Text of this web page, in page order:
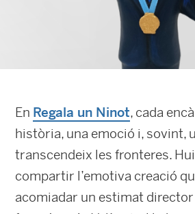
En Regala un Ninot, cada
història, una emoció i, sovint,
transcendeix les fronteres.
compartir l’emotiva creació
acomiadar un estimat director